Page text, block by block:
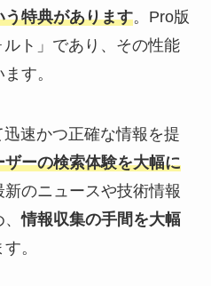
特典があります。Pro版
ト」であり、その性能
す。
速かつ正確な情報を提
ザーの検索体験を大幅に
のニュースや技術情報
、情報収集の手間を大幅
。